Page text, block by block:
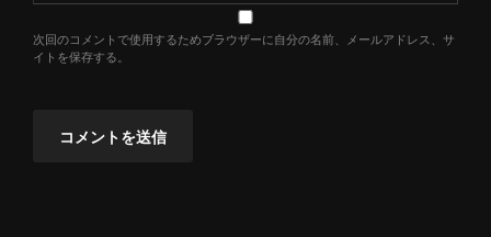
次回のコメントで使用するためブラウザーに自分の名前、メールアドレス、サ
イトを保存する。